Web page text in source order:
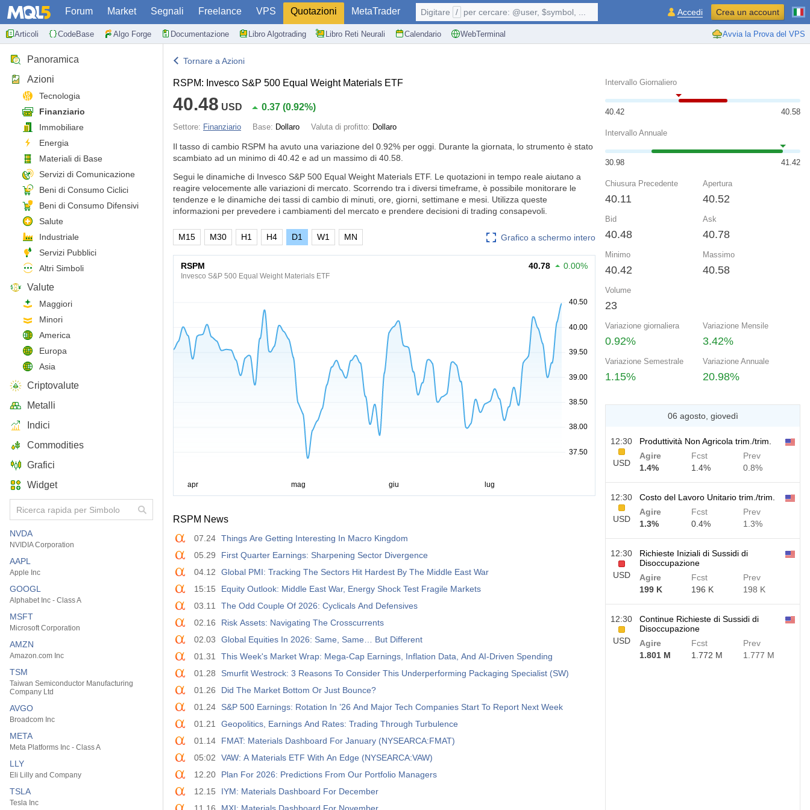
Forum Market Segnali Freelance VPS Quotazioni MetaTrader
Articoli CodeBase Algo Forge Documentazione Libro Algotrading Libro Reti Neurali Calendario WebTerminal Avvia la Prova del VPS
Digitare / per cercare: @user, $symbol, ... Accedi Crea un account
Panoramica
Azioni
Tecnologia
Finanziario
Immobiliare
Energia
Materiali di Base
Servizi di Comunicazione
Beni di Consumo Ciclici
Beni di Consumo Difensivi
Salute
Industriale
Servizi Pubblici
Altri Simboli
Valute
Maggiori
Minori
America
Europa
Asia
Criptovalute
Metalli
Indici
Commodities
Grafici
Widget
NVDA
NVIDIA Corporation
AAPL
Apple Inc
GOOGL
Alphabet Inc - Class A
MSFT
Microsoft Corporation
AMZN
Amazon.com Inc
TSM
Taiwan Semiconductor Manufacturing
Company Ltd
AVGO
Broadcom Inc
META
Meta Platforms Inc - Class A
LLY
Eli Lilly and Company
TSLA
Tesla Inc
Tornare a Azioni
RSPM: Invesco S&P 500 Equal Weight Materials ETF
40.48 USD 0.37 (0.92%)
Settore: Finanziario Base: Dollaro Valuta di profitto: Dollaro
Il tasso di cambio RSPM ha avuto una variazione del 0.92% per oggi. Durante la giornata, lo strumento è stato
scambiato ad un minimo di 40.42 e ad un massimo di 40.58.
Segui le dinamiche di Invesco S&P 500 Equal Weight Materials ETF. Le quotazioni in tempo reale aiutano a
reagire velocemente alle variazioni di mercato. Scorrendo tra i diversi timeframe, è possibile monitorare le
tendenze e le dinamiche dei tassi di cambio di minuti, ore, giorni, settimane e mesi. Utilizza queste
informazioni per prevedere i cambiamenti del mercato e prendere decisioni di trading consapevoli.
Grafico a schermo intero
M15 M30 H1 H4 D1 W1 MN
RSPM
Invesco S&P 500 Equal Weight Materials ETF
40.78 0.00%
RSPM News
07.24 Things Are Getting Interesting In Macro Kingdom
05.29
First Quarter Earnings: Sharpening Sector Divergence
04.12
Global PMI: Tracking The Sectors Hit Hardest By The Middle East War
15:15
Equity Outlook: Middle East War, Energy Shock Test Fragile Markets
03.11
The Odd Couple Of 2026: Cyclicals And Defensives
02.16
Risk Assets: Navigating The Crosscurrents
02.03
Global Equities In 2026: Same, Same… But Different
01.31
This Week's Market Wrap: Mega-Cap Earnings, Inflation Data, And AI-Driven Spending
01.28
Smurfit Westrock: 3 Reasons To Consider This Underperforming Packaging Specialist (SW)
01.26
Did The Market Bottom Or Just Bounce?
01.24
S&P 500 Earnings: Rotation In ’26 And Major Tech Companies Start To Report Next Week
01.21
Geopolitics, Earnings And Rates: Trading Through Turbulence
01.14
FMAT: Materials Dashboard For January (NYSEARCA:FMAT)
05:02
VAW: A Materials ETF With An Edge (NYSEARCA:VAW)
12.20
Plan For 2026: Predictions From Our Portfolio Managers
12.15
IYM: Materials Dashboard For December
Intervallo Giornaliero
40.42 40.58
Intervallo Annuale
30.98 41.42
Chiusura Precedente
40.11
Apertura
40.52
Bid
40.48
Ask
40.78
Minimo
40.42
Massimo
40.58
Volume
23
Variazione giornaliera
0.92%
Variazione Mensile
3.42%
Variazione Semestrale
1.15%
Variazione Annuale
20.98%
06 agosto, giovedì
12:30
USD
Produttività Non Agricola trim./trim.
Agire
1.4%
Fcst
1.4%
Prev
0.8%
12:30
USD
Costo del Lavoro Unitario trim./trim.
Agire
1.3%
Fcst
0.4%
Prev
1.3%
12:30
USD
Richieste Iniziali di Sussidi di
Disoccupazione
Agire
199 K
Fcst
196 K
Prev
198 K
12:30
USD
Continue Richieste di Sussidi di
Disoccupazione
Agire
1.801 M
Fcst
1.772 M
Prev
1.777 M